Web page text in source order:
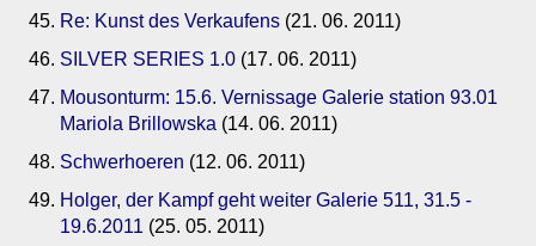
Re: Kunst des Verkaufens (21. 06. 2011)
SILVER SERIES 1.0 (17. 06. 2011)
Mousonturm: 15.6. Vernissage Galerie station 93.01
Mariola Brillowska (14. 06. 2011)
Schwerhoeren (12. 06. 2011)
Holger, der Kampf geht weiter Galerie 511, 31.5 -
19.6.2011 (25. 05. 2011)